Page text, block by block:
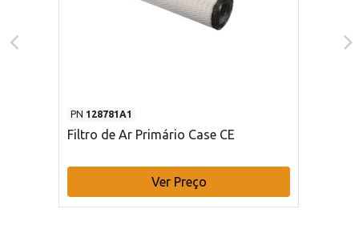
PN 128781A1
Filtro de Ar Primário Case CE
Ver Preço